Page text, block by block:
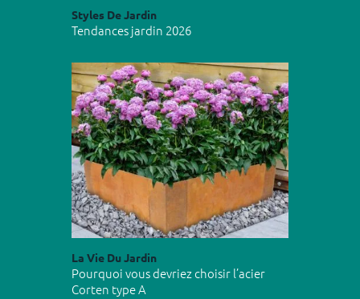
Styles De Jardin
Tendances jardin 2026
La Vie Du Jardin
Pourquoi vous devriez choisir l’acier
Corten type A